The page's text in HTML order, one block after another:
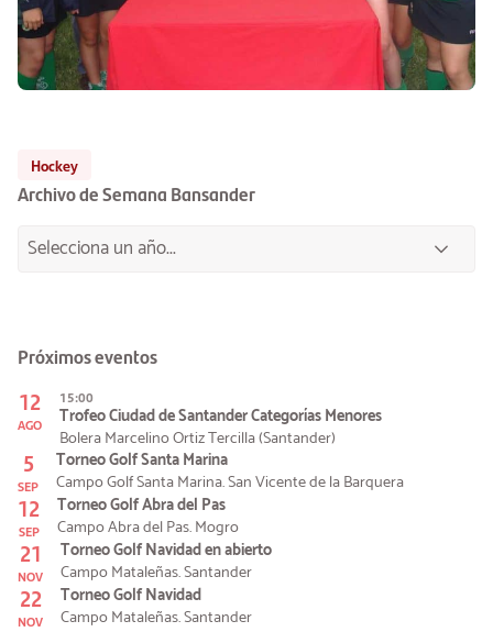
Hockey
Archivo de Semana Bansander
Próximos eventos
12
AGO
15:00
Trofeo Ciudad de Santander Categorías Menores
Bolera Marcelino Ortiz Tercilla (Santander)
5
SEP
Torneo Golf Santa Marina
Campo Golf Santa Marina. San Vicente de la Barquera
12
SEP
Torneo Golf Abra del Pas
Campo Abra del Pas. Mogro
21
NOV
Torneo Golf Navidad en abierto
Campo Mataleñas. Santander
22
NOV
Torneo Golf Navidad
Campo Mataleñas. Santander